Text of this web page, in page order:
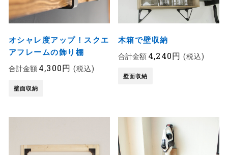
オシャレ度アップ！スクエ
アフレームの飾り棚
合計金額 4,300円 (税込)
壁面収納
木箱で壁収納
合計金額 4,240円 (税込)
壁面収納